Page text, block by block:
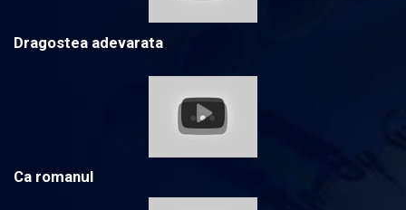
Dragostea adevarata
Ca romanul